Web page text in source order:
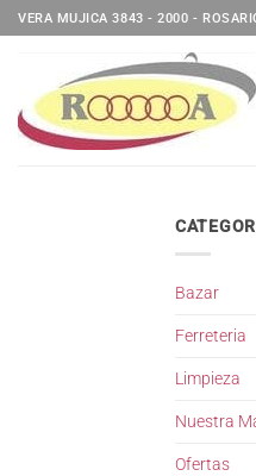
Saltar
al
VERA MUJICA 3843 - 2000 -
Bazar
Ferreteria
Limpieza
Nuestra
Ofertas